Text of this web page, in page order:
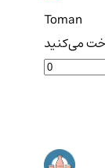
Toman
می‌کنید